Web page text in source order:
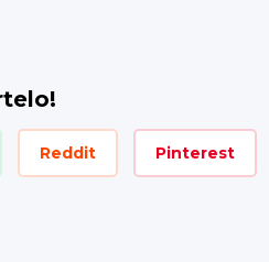
Reddit Pinterest